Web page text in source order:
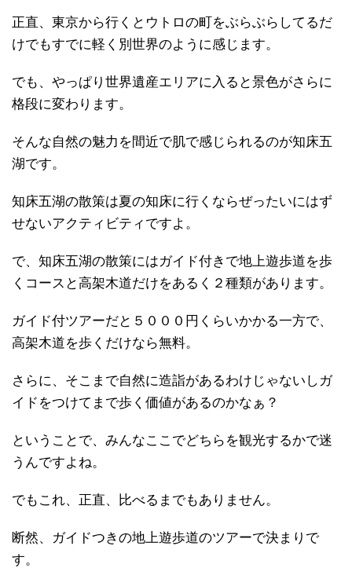
正直、東京から行くとウトロの町をぶらぶらしてるだ
けでもすでに軽く別世界のように感じます。
でも、やっぱり世界遺産エリアに入ると景色がさらに
格段に変わります。
そんな自然の魅力を間近で肌で感じられるのが知床五
湖です。
知床五湖の散策は夏の知床に行くならぜったいにはず
せないアクティビティですよ。
で、知床五湖の散策にはガイド付きで地上遊歩道を歩
くコースと高架木道だけをあるく２種類があります。
ガイド付ツアーだと５０００円くらいかかる一方で、
高架木道を歩くだけなら無料。
さらに、そこまで自然に造詣があるわけじゃないしガ
イドをつけてまで歩く価値があるのかなぁ？
ということで、みんなここでどちらを観光するかで迷
うんですよね。
でもこれ、正直、比べるまでもありません。
断然、ガイドつきの地上遊歩道のツアーで決まりで
す。